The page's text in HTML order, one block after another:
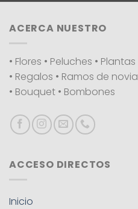
ACERCA NUESTRO
• Flores • Peluches • Plantas
• Regalos • Ramos de novia
• Bouquet • Bombones
ACCESO DIRECTOS
Inicio